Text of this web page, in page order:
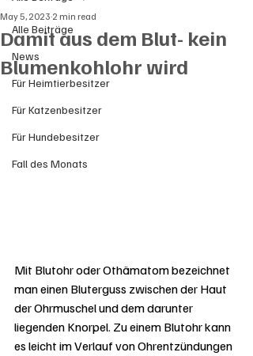
Alle Beiträge
News
Für Heimtierbesitzer
Für Katzenbesitzer
Für Hundebesitzer
Fall des Monats
Damit aus dem Blut- kein
Blumenkohlohr wird
May 5, 2023 2 min read
Mit Blutohr oder Othämatom bezeichnet
man einen Bluterguss zwischen der Haut
der Ohrmuschel und dem darunter
liegenden Knorpel. Zu einem Blutohr kann
es leicht im Verlauf von Ohrentzündungen